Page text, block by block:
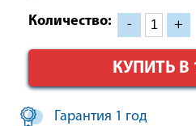
Количество: - +
КУПИТЬ В
Гарантия 1 год